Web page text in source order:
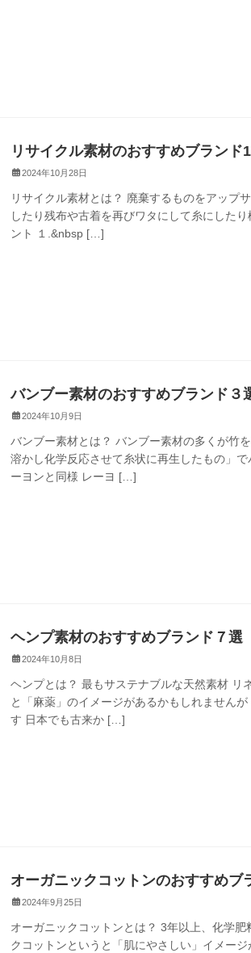
リサイクル素材のおすすめブランド
2024年10月28日
リサイクル素材とは？ 廃棄するものをアップ
したり残布や古着を再びワタにして糸にした
ント １.&nbsp […]
バンブー素材のおすすめブランド３
2024年10月9日
バンブー素材とは？ バンブー素材の多くが竹
溶かし化学反応させて糸状に再生したもの」
ーヨンと同様 レーヨ […]
ヘンプ素材のおすすめブランド７選
2024年10月8日
ヘンプとは？ 最もサステナブルな天然素材 リ
と「麻薬」のイメージがあるかもしれません
す 日本でも古来か […]
オーガニックコットンのおすすめブ
2024年9月25日
オーガニックコットンとは？ 3年以上、化学
クコットンというと「肌にやさしい」イメー